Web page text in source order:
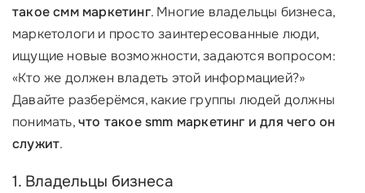
такое смм маркетинг. Многие владельцы бизнеса,
маркетологи и просто заинтересованные люди,
ищущие новые возможности, задаются вопросом:
«Кто же должен владеть этой информацией?»
Давайте разберёмся, какие группы людей должны
понимать,что такое smm маркетинг и для чего он
служит.
1. Владельцы бизнеса